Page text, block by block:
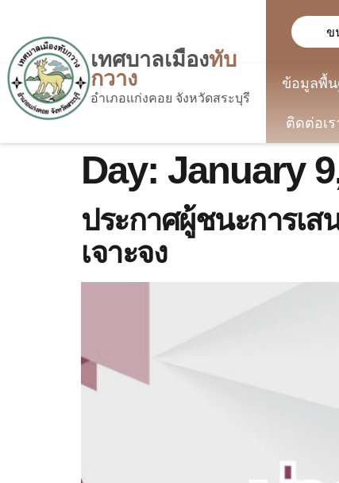
ข
เทศบาลเมืองทับ
กวาง
อำเภอแก่งคอย จังหวัดสระบุรี
ข้อมูลพื้น
ติดต่อเร
Day: January
ประกาศผู้ชนะการเ
เจาะจง